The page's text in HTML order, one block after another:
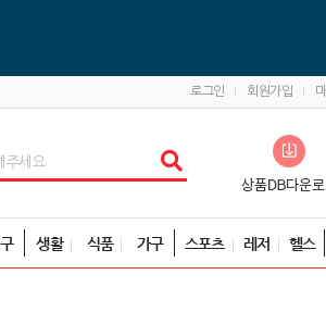
로그인 회원가입
생활 식품 가구 스포츠 레저 헬스